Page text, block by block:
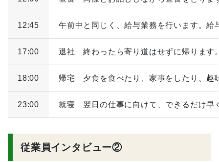
12:45 午前中と同じく、給与業務を行います。
17:00 退社 終わったら寄り道はせずに帰ります
18:00 帰宅 夕食を食べたり、家事をしたり、趣
23:00 就寝 翌日の仕事に向けて、できるだけ早
従業員インタビュー②